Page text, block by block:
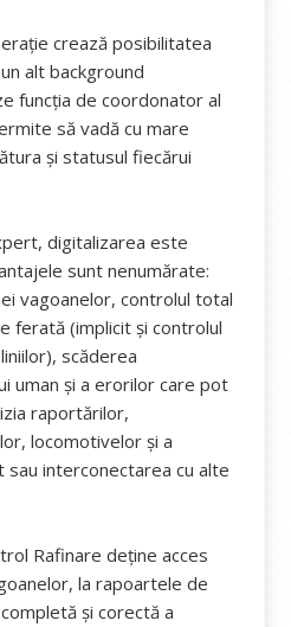
crează posibilitatea
alt background
funcția de coordonator al
să vadă cu mare
și statusul fiecărui
digitalizarea este
sunt nenumărate:
vagoanelor, controlul total
ferată (implicit și controlul
scăderea
uman și a erorilor care pot
raportărilor,
locomotivelor și a
sau interconectarea cu alte
Rafinare deține acces
la rapoartele de
și corectă a